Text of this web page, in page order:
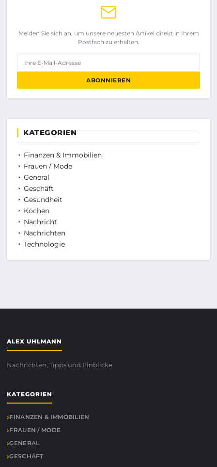
Melden Sie sich an, um unsere neuesten Artikel direkt in Ihrem
Postfach zu erhalten.
Ihre E-Mail-Adresse
ABONNIEREN
KATEGORIEN
Finanzen & Immobilien
Frauen / Mode
General
Geschäft
Gesundheit
Kochen
Nachricht
Nachrichten
Technologie
ALEX UHLMANN
Nachrichten, Tipps und Einblicke
KATEGORIEN
FINANZEN & IMMOBILIEN
FRAUEN / MODE
GENERAL
GESCHÄFT